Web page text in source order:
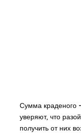
Сумма краденого-
уверяют, что
получить от них